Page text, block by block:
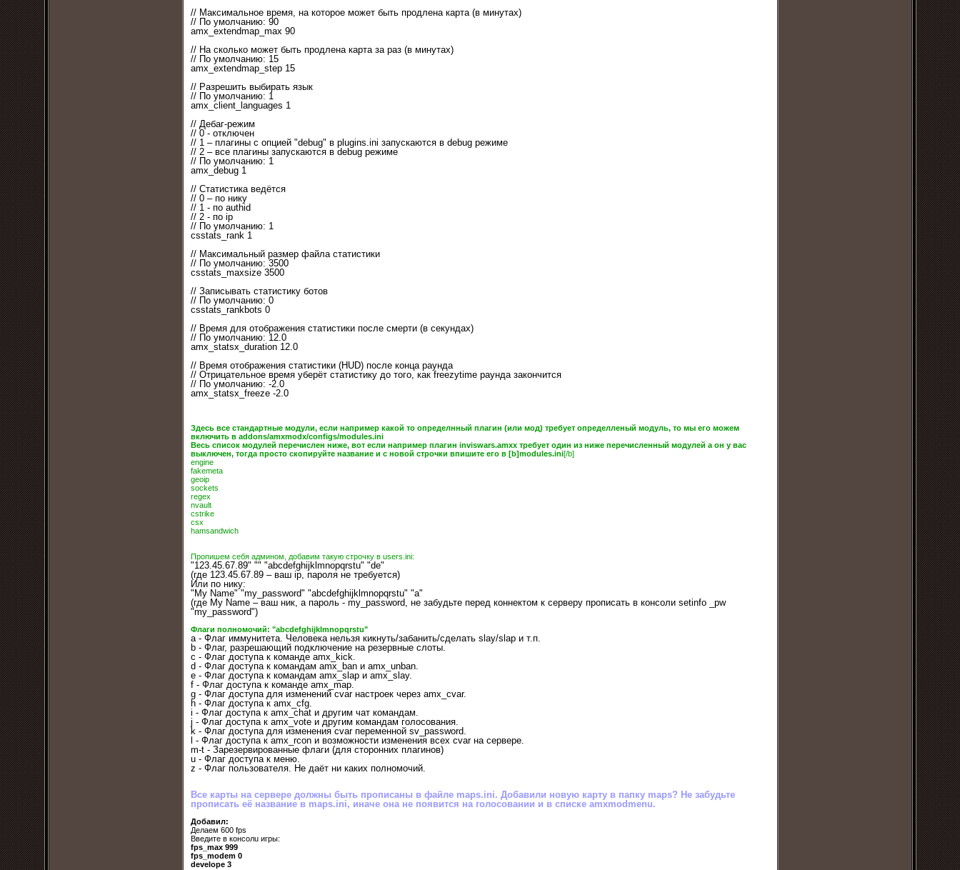
// Максимальное время, на которое может быть продлена карта (в минутах)
// По умолчанию: 90
amx_extendmap_max 90
// На сколько может быть продлена карта за раз (в минутах)
// По умолчанию: 15
amx_extendmap_step 15
// Разрешить выбирать язык
// По умолчанию: 1
amx_client_languages 1
// Дебаг-режим
// 0 - отключен
// 1 – плагины с опцией "debug" в plugins.ini запускаются в debug режиме
// 2 – все плагины запускаются в debug режиме
// По умолчанию: 1
amx_debug 1
// Статистика ведётся
// 0 – по нику
// 1 - по authid
// 2 - по ip
// По умолчанию: 1
csstats_rank 1
// Максимальный размер файла статистики
// По умолчанию: 3500
csstats_maxsize 3500
// Записывать статистику ботов
// По умолчанию: 0
csstats_rankbots 0
// Время для отображения статистики после смерти (в секундах)
// По умолчанию: 12.0
amx_statsx_duration 12.0
// Время отображения статистики (HUD) после конца раунда
// Отрицательное время уберёт статистику до того, как freezytime раунда закончится
// По умолчанию: -2.0
amx_statsx_freeze -2.0
Здесь все стандартные модули, если например какой то определнный плагин (или мод) требует определленый модуль, то мы его можем
включить в addons/amxmodx/configs/modules.ini
Весь список модулей перечислен ниже, вот если например плагин inviswars.amxx требует один из ниже перечисленный модулей а он у вас
выключен, тогда просто скопируйте название и с новой строчки впишите его в [b]modules.ini[/b]
engine
fakemeta
geoip
sockets
regex
nvault
cstrike
csx
hamsandwich
Пропишем себя админом, добавим такую строчку в users.ini:
"123.45.67.89" "" "abcdefghijklmnopqrstu" "de"
(где 123.45.67.89 – ваш ip, пароля не требуется)
Или по нику:
"My Name" "my_password" "abсdefghijklmnopqrstu" "a"
(где My Name – ваш ник, а пароль - my_password, не забудьте перед коннектом к серверу прописать в консоли setinfo _pw
"my_password")
Флаги полномочий: "abсdefghijklmnopqrstu"
a - Флаг иммунитета. Человека нельзя кикнуть/забанить/сделать slay/slap и т.п.
b - Флаг, разрешающий подключение на резервные слоты.
c - Флаг доступа к команде amx_kick.
d - Флаг доступа к командам amx_ban и amx_unban.
e - Флаг доступа к командам amx_slap и amx_slay.
f - Флаг доступа к команде amx_map.
g - Флаг доступа для изменений cvar настроек через amx_cvar.
h - Флаг доступа к amx_cfg.
i - Флаг доступа к amx_chat и другим чат командам.
j - Флаг доступа к amx_vote и другим командам голосования.
k - Флаг доступа для изменения cvar переменной sv_password.
l - Флаг доступа к amx_rcon и возможности изменения всех cvar на сервере.
m-t - Зарезервированные флаги (для сторонних плагинов)
u - Флаг доступа к меню.
z - Флаг пользователя. Не даёт ни каких полномочий.
Все карты на сервере должны быть прописаны в файле maps.ini. Добавили новую карту в папку maps? Не забудьте
прописать её название в maps.ini, иначе она не появится на голосовании и в списке amxmodmenu.
Добавил:
Делаем 600 fps
Bведите в консолu игры:
fps_max 999
fps_modem 0
develope 3